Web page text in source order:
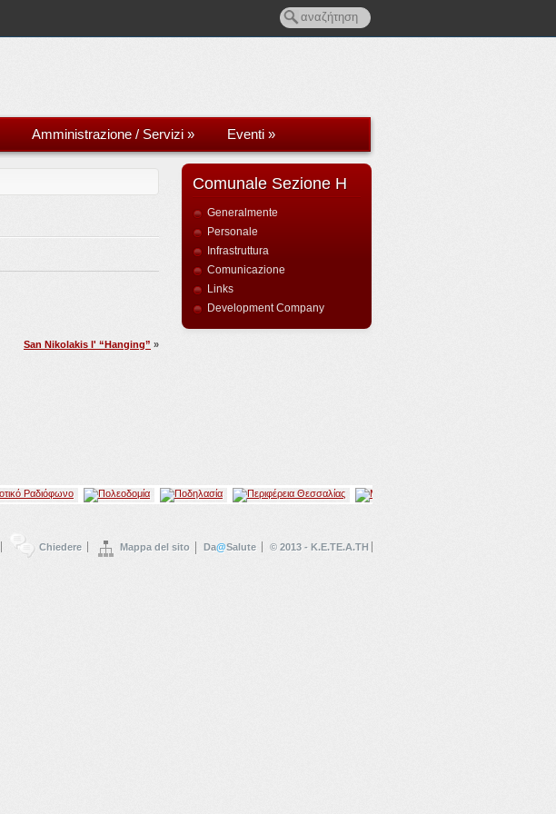
Amministrazione / Servizi » Eventi »
San Nikolakis l' “Hanging” »
Comunale Sezione H
Generalmente
Personale
Infrastruttura
Comunicazione
Links
Development Company
Chiedere Mappa del sito Da@Salute © 2013 - K.E.TE.A.TH